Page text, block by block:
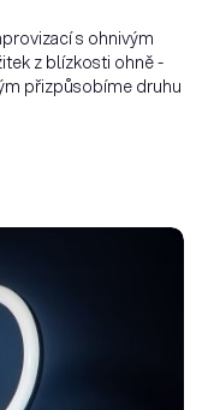
s ohnivým
z blízkosti ohně -
přizpůsobíme druhu